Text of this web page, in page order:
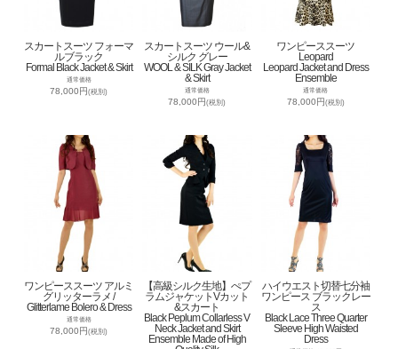
スカートスーツ フォーマ
ルブラック
Formal Black Jacket & Skirt
通常価格
78,000円(税別)
スカートスーツ ウール&
シルク グレー
WOOL & SILK Gray Jacket
& Skirt
通常価格
78,000円(税別)
ワンピーススーツ
Leopard
Leopard Jacket and Dress
Ensemble
通常価格
78,000円 (税別)
ワンピーススーツ アルミ
グリッターラメ /
Glitterlame Bolero & Dress
通常価格
78,000円(税別)
【高級シルク生地】ぺプ
ラムジャケットVカット
&スカート
Black Peplum Collarless V
Neck Jacket and Skirt
Ensemble Made of High
ハイウエスト切替七分袖
ワンピース ブラックレー
ス
Black Lace Three Quarter
Sleeve High Waisted
Dress